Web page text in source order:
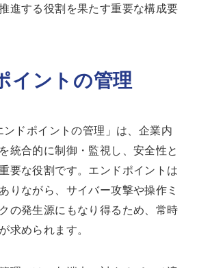
進する役割を果たす重要な構成要
イントの管理
ンドポイントの管理」は、企業内
統合的に制御・監視し、安全性と
要な役割です。エンドポイントは
りながら、サイバー攻撃や操作ミ
の発生源にもなり得るため、常時
求められます。